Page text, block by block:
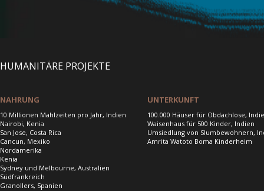
HUMANITÄRE PROJEKTE
NAHRUNG
10 Millionen Mahlzeiten pro Jahr, Indien
Nairobi, Kenia
San Jose, Costa Rica
Cancun, Mexiko
Nordamerika
Kenia
Sydney und Melbourne, Australien
Südfrankreich
Granollers, Spanien
UNTERKUNFT
100.000 Häuser für Obdachlose,
Waisenhaus für 500 Kinder, Indien
Umsiedlung von Slumbewohnern,
Amrita Watoto Boma Kinderheim